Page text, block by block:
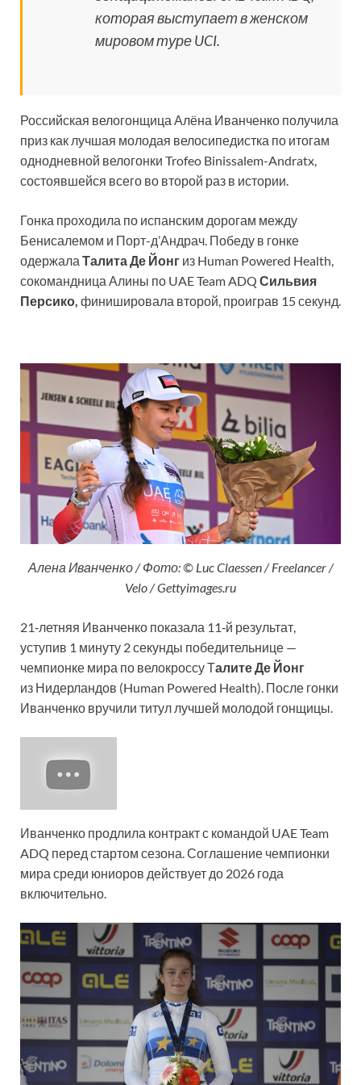
которая выступает в женском
мировом туре UCI.
Российская велогонщица Алёна Иванченко получила
приз как лучшая молодая велосипедистка по итогам
однодневной велогонки Trofeo Binissalem-Andratx,
состоявшейся всего во второй раз в истории.
Гонка проходила по испанским дорогам между
Бенисалемом и Порт-д’Андрач. Победу в гонке
одержала Талита Де Йонг из Human Powered Health,
сокомандница Алины по UAE Team ADQ Сильвия
Персико, финишировала второй, проиграв 15 секунд.
Алена Иванченко / Фото: © Luc Claessen / Freelancer /
Velo / Gettyimages.ru
21‑летняя Иванченко показала 11‑й результат,
уступив 1 минуту 2 секунды победительнице —
чемпионке мира по велокроссу Талите Де Йонг
из Нидерландов (Human Powered Health). После гонки
Иванченко вручили титул лучшей молодой гонщицы.
Иванченко продлила контракт с командой UAE Team
ADQ перед стартом сезона. Соглашение чемпионки
мира среди юниоров действует до 2026 года
включительно.